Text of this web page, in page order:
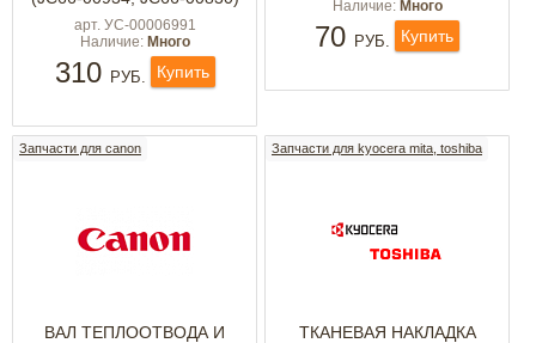
арт. УС-00006991
Наличие: Много
310 РУБ. Купить
Наличие: Много
70 РУБ. Купить
Запчасти для canon
ВАЛ ТЕПЛООТВОДА И
Запчасти для kyocera mita, toshiba
ТКАНЕВАЯ НАКЛАДКА